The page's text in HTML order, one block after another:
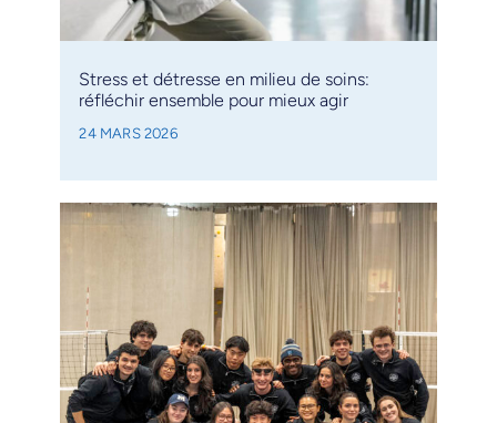
Stress et détresse en milieu de soins:
réfléchir ensemble pour mieux agir
24 MARS 2026